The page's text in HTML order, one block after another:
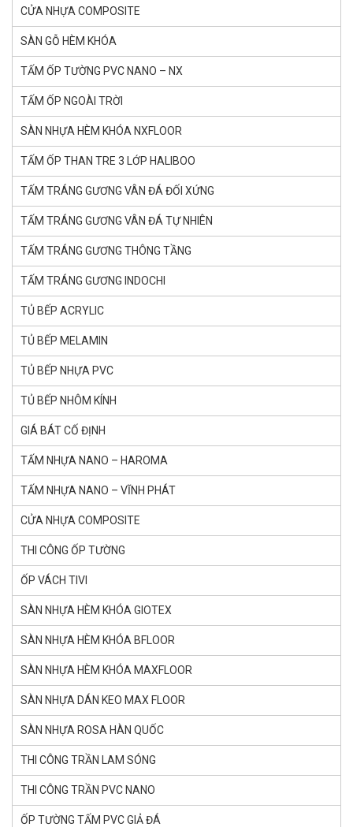
CỬA NHỰA COMPOSITE
SÀN GỖ HÈM KHÓA
TẤM ỐP TƯỜNG PVC NANO – NX
TẤM ỐP NGOÀI TRỜI
SÀN NHỰA HÈM KHÓA NXFLOOR
TẤM ỐP THAN TRE 3 LỚP HALIBOO
TẤM TRÁNG GƯƠNG VÂN ĐÁ ĐỐI XỨNG
TẤM TRÁNG GƯƠNG VÂN ĐÁ TỰ NHIÊN
TẤM TRÁNG GƯƠNG THÔNG TẦNG
TẤM TRÁNG GƯƠNG INDOCHI
TỦ BẾP ACRYLIC
TỦ BẾP MELAMIN
TỦ BẾP NHỰA PVC
TỦ BẾP NHÔM KÍNH
GIÁ BÁT CỐ ĐỊNH
TẤM NHỰA NANO – HAROMA
TẤM NHỰA NANO – VĨNH PHÁT
CỬA NHỰA COMPOSITE
THI CÔNG ỐP TƯỜNG
ỐP VÁCH TIVI
SÀN NHỰA HÈM KHÓA GlOTEX
SÀN NHỰA HÈM KHÓA BFLOOR
SÀN NHỰA HÈM KHÓA MAXFLOOR
SÀN NHỰA DÁN KEO MAX FLOOR
SÀN NHỰA ROSA HÀN QUỐC
THI CÔNG TRẦN LAM SÓNG
THI CÔNG TRẦN PVC NANO
ỐP TƯỜNG TẤM PVC GIẢ ĐÁ